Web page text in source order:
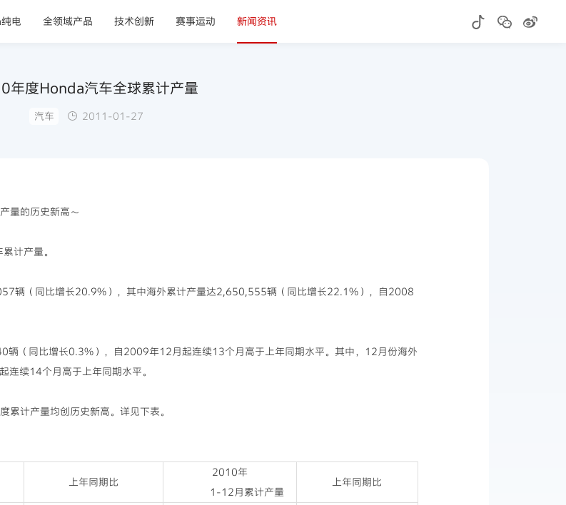
电 全领域产品 技术创新 赛事运动 新闻资讯
年度Honda汽车全球累计产量
汽车 2011-01-27
产量的历史新高～
计产量。
（同比增长20.9%），其中海外累计产量达2,650,555辆（同比增长22.1%），自2008
同比增长0.3%），自2009年12月起连续13个月高于上年同期水平。其中，12月份海外
续14个月高于上年同期水平。
计产量均创历史新高。详见下表。
上年同期比
2010年
1-12月累计产量
上年同期比